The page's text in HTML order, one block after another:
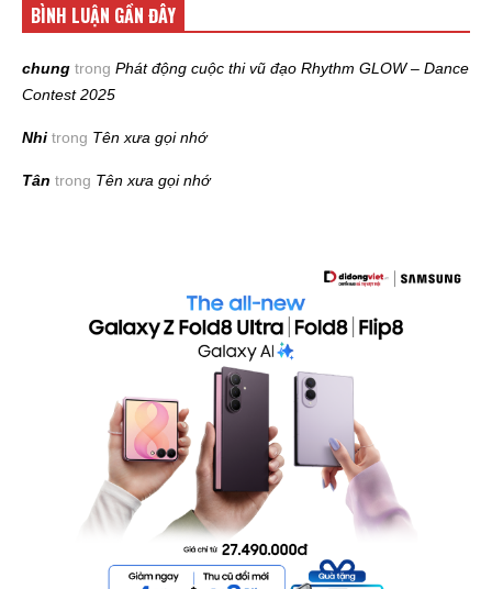
BÌNH LUẬN GẦN ĐÂY
chung trong Phát động cuộc thi vũ đạo Rhythm GLOW – Dance
Contest 2025
Nhi trong Tên xưa gọi nhớ
Tân trong Tên xưa gọi nhớ